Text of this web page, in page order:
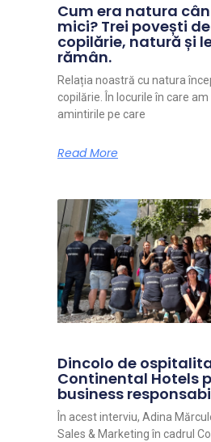
Cum era natura
mici? Trei povești
copilărie, natură și
rămân.
Relația noastră cu natura
copilărie. În locurile în care
amintirile pe care
Read More
Dincolo de
Continental Hotels
business
În acest interviu, Adina
Sales & Marketing în cadrul